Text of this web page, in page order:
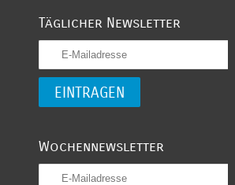
Täglicher Newsletter
Wochennewsletter